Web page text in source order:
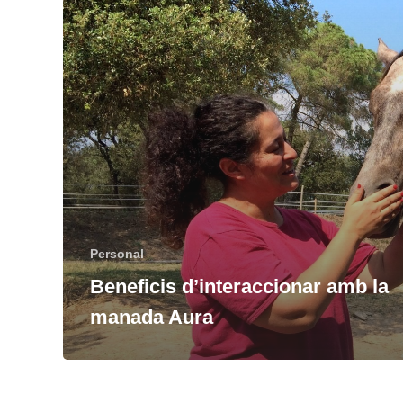
Personal
Beneficis d’interaccionar amb la
manada Aura